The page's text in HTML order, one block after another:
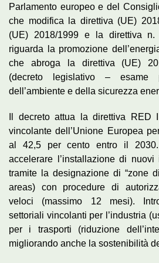
Parlamento europeo e del
che modifica la direttiva (UE)
(UE) 2018/1999 e la direttiva n.
riguarda la promozione
che abroga la direttiva (UE)
(decreto legislativo – esame
dell’ambiente e della sicurezza
Il decreto attua la direttiva RED
vincolante dell’Unione Europea
al 42,5 per cento entro il 2030.
accelerare l’installazione di
tramite la designazione di “zone
areas) con procedure di
veloci (massimo 12 mesi).
settoriali vincolanti per l’industria
per i trasporti (riduzione
migliorando anche la sostenibilità